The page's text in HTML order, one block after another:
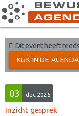
Dit event heeft
KIJK IN DE
03 dec 2025
Inzicht gesprek